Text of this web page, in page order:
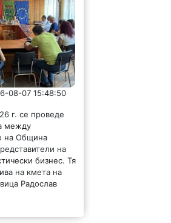
08-07 15:48:50
г. се проведе
между
на Община
на
бизнес. Тя
на кмета на
Радослав